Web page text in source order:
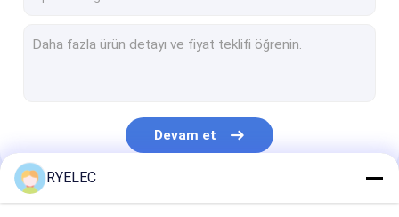
Endüstri Kablo Harness
FFC FPC Kablosu
Devam et
Kategorilerimiz
RYELEC